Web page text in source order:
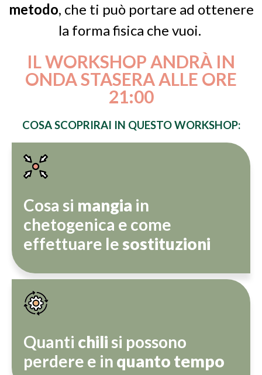
metodo, che ti può portare ad ottenere
la forma fisica che vuoi.
IL WORKSHOP ANDRÀ IN
ONDA STASERA ALLE ORE
21:00
COSA SCOPRIRAI IN QUESTO WORKSHOP:
Cosa si mangia in
chetogenica e come
effettuare le sostituzioni
Quanti chili si possono
perdere e in quanto tempo